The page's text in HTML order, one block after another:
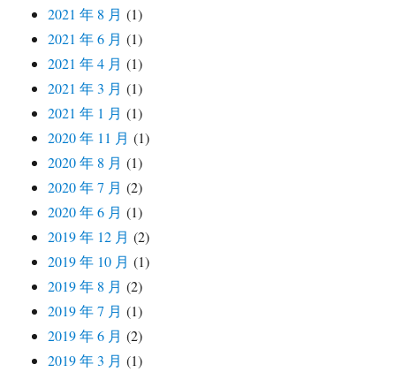
2021 年 8 月 (1)
2021 年 6 月 (1)
2021 年 4 月 (1)
2021 年 3 月 (1)
2021 年 1 月 (1)
2020 年 11 月 (1)
2020 年 8 月 (1)
2020 年 7 月 (2)
2020 年 6 月 (1)
2019 年 12 月 (2)
2019 年 10 月 (1)
2019 年 8 月 (2)
2019 年 7 月 (1)
2019 年 6 月 (2)
2019 年 3 月 (1)